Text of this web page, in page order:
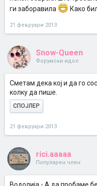
ги заборавила
Како
21 февруари 2013
Snow-Queen
Форумски идол
Сметам дека кој и да го
колку да пише.
СПОЈЛЕР
21 февруари 2013
rici.aaaaa
Популарен член